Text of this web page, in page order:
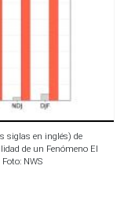
siglas en inglés) de
de un Fenómeno El
NWS